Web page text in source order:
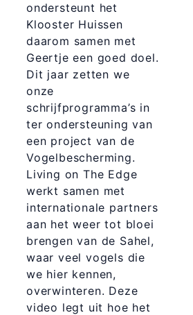
ondersteunt het
Klooster Huissen
daarom samen met
Geertje een goed doel.
Dit jaar zetten we
onze
schrijfprogramma’s in
ter ondersteuning van
een project van de
Vogelbescherming.
Living on The Edge
werkt samen met
internationale partners
aan het weer tot bloei
brengen van de Sahel,
waar veel vogels die
we hier kennen,
overwinteren. Deze
video legt uit hoe het